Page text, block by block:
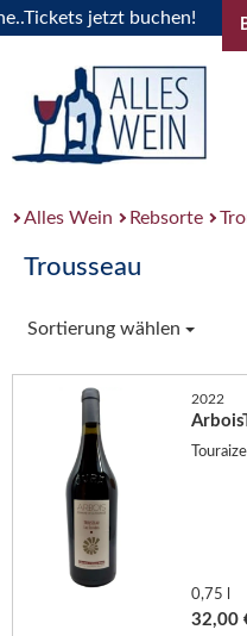
jetzt buchen!
Alles Wein Rebsorte
Trousseau
Sortierung wählen
2022
0,75 l
32,00